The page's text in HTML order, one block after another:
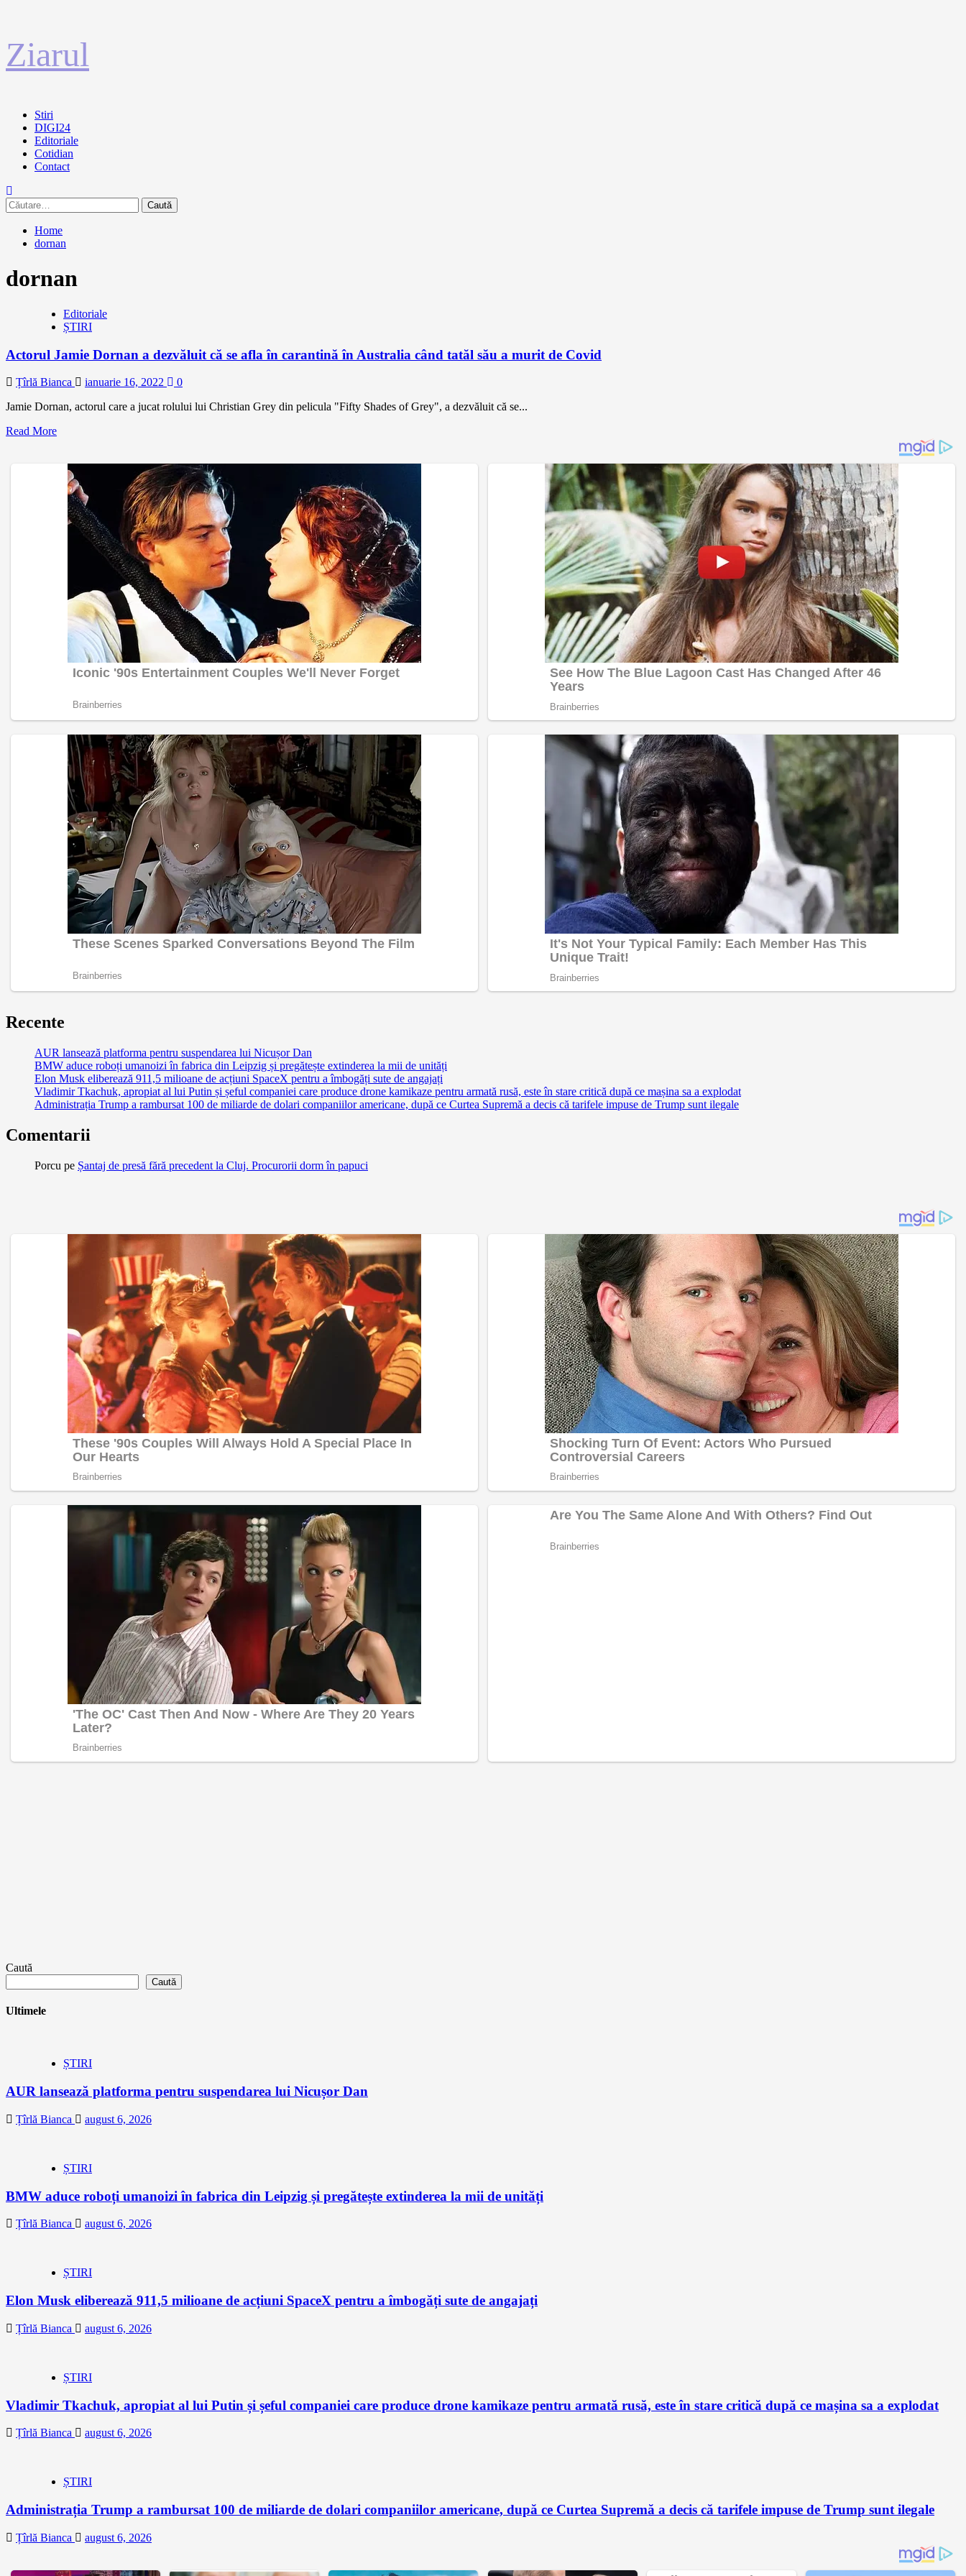
la
conținut
Ziarul
Primary
Menu
Stiri
DIGI24
Editoriale
Cotidian
Contact
Caută
după:
Home
dornan
dornan
Editoriale
ȘTIRI
Actorul Jamie Dornan a dezvăluit că se afla în carantină în Australia când tatăl său a murit de Covid
Țîrlă Bianca ianuarie 16, 2022
0
Jamie Dornan, actorul care a jucat rolului lui Christian Grey din pelicula "Fifty Shades of Grey", a dezvăluit că se...
Read More
Recente
AUR lansează platforma pentru suspendarea lui Nicușor Dan
BMW aduce roboți umanoizi în fabrica din Leipzig și pregătește extinderea la mii de unități
Elon Musk eliberează 911,5 milioane de acțiuni SpaceX pentru a îmbogăți sute de angajați
Vladimir Tkachuk, apropiat al lui Putin și șeful companiei care produce drone kamikaze pentru armată rusă, este în stare critică după ce mașina sa a explodat
Administrația Trump a rambursat 100 de miliarde de dolari companiilor americane, după ce Curtea Supremă a decis că tarifele impuse de Trump sunt ilegale
Comentarii
Porcu pe Șantaj de presă fără precedent la Cluj. Procurorii dorm în papuci
Caută
Caută
Ultimele
ȘTIRI
AUR lansează platforma pentru suspendarea lui Nicușor Dan
Țîrlă Bianca august 6, 2026
ȘTIRI
BMW aduce roboți umanoizi în fabrica din Leipzig și pregătește extinderea la mii de unități
Țîrlă Bianca august 6, 2026
ȘTIRI
Elon Musk eliberează 911,5 milioane de acțiuni SpaceX pentru a îmbogăți sute de angajați
Țîrlă Bianca august 6, 2026
ȘTIRI
Vladimir Tkachuk, apropiat al lui Putin și șeful companiei care produce drone kamikaze pentru armată rusă, este în stare critică după ce mașina sa a explodat
Țîrlă Bianca august 6, 2026
ȘTIRI
Administrația Trump a rambursat 100 de miliarde de dolari companiilor americane, după ce Curtea Supremă a decis că tarifele impuse de Trump sunt ilegale
Țîrlă Bianca august 6, 2026